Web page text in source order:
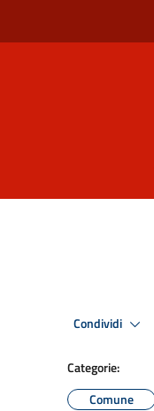
Condividi
Categorie:
Comune